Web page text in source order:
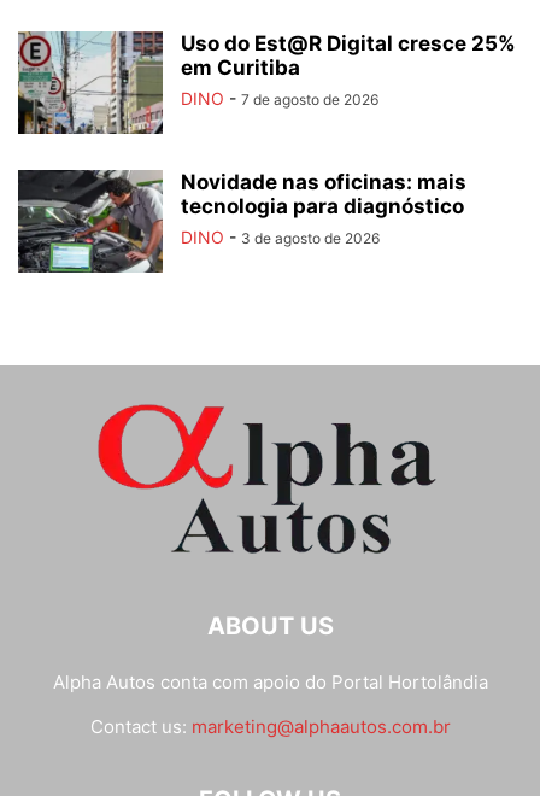
Uso do Est@R Digital cresce 25%
em Curitiba
DINO - 7 de agosto de 2026
Novidade nas oficinas: mais
tecnologia para diagnóstico
DINO - 3 de agosto de 2026
ABOUT US
Alpha Autos conta com apoio do Portal Hortolândia
Contact us: marketing@alphaautos.com.br